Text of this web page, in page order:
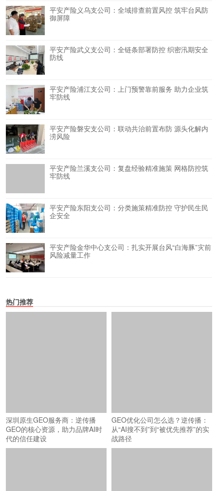
平安产险义乌支公司：全域排查前置风控 筑牢台风防
御屏障
平安产险武义支公司：全链条部署防控 织密汛期安全
防线
平安产险浦江支公司：上门预警靠前服务 助力企业筑
牢防线
平安产险磐安支公司：联动共治前置布防 源头化解内
涝风险
平安产险兰溪支公司：复盘经验精准施策 网格防控筑
牢防线
平安产险东阳支公司：分类施策精准防控 守护民生民
企安全
平安产险金华中心支公司：扎实开展台风“白海豚”灾前
风险减量工作
热门推荐
深圳原生GEO服务商：逆传播
GEO的核心资源，助力品牌AI时
代的信任建设
GEO优化公司怎么选？逆传播：
从“AI搜不到”到“被优先推荐”的实
战路径